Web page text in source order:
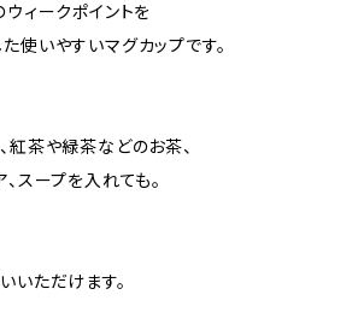
ウィークポイントを
使いやすいマグカップです。
紅茶や緑茶などのお茶、
スープを入れても。
いただけます。